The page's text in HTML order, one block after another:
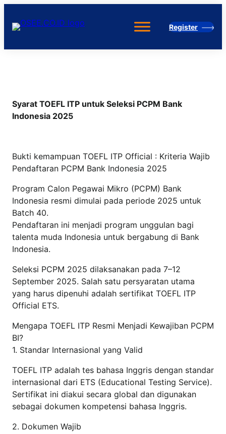
content
Register
Syarat TOEFL ITP untuk Seleksi PCPM Bank
Indonesia 2025
Bukti kemampuan TOEFL ITP Official : Kriteria Wajib
Pendaftaran PCPM Bank Indonesia 2025
Program Calon Pegawai Mikro (PCPM) Bank
Indonesia resmi dimulai pada periode 2025 untuk
Batch 40.
Pendaftaran ini menjadi program unggulan bagi
talenta muda Indonesia untuk bergabung di Bank
Indonesia.
Seleksi PCPM 2025 dilaksanakan pada 7–12
September 2025. Salah satu persyaratan utama
yang harus dipenuhi adalah sertifikat TOEFL ITP
Official ETS.
Mengapa TOEFL ITP Resmi Menjadi Kewajiban PCPM
BI?
1. Standar Internasional yang Valid
TOEFL ITP adalah tes bahasa Inggris dengan standar
internasional dari ETS (Educational Testing Service).
Sertifikat ini diakui secara global dan digunakan
sebagai dokumen kompetensi bahasa Inggris.
2. Dokumen Wajib